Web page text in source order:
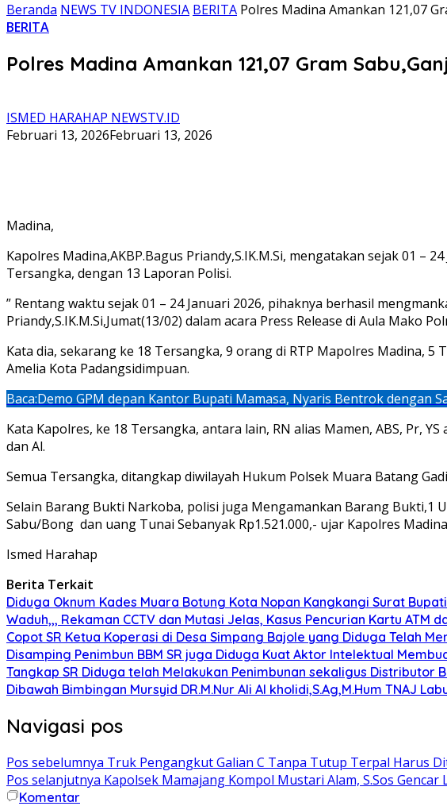
Beranda NEWS TV INDONESIA BERITA Polres Madina Amankan 121,07
BERITA
Polres Madina Amankan 121,07 Gram
ISMED HARAHAP NEWSTV.ID
Februari 13, 2026Februari 13, 2026
Madina,
Kapolres Madina,AKBP.Bagus Priandy,S.IK.M.Si, mengatakan sejak 01 –
Tersangka, dengan 13 Laporan Polisi.
” Rentang waktu sejak 01 – 24 Januari 2026, pihaknya berhasil
Priandy,S.IK.M.Si,Jumat(13/02) dalam acara Press Release di Aula Mako
Kata dia, sekarang ke 18 Tersangka, 9 orang di RTP Mapolres Madina,
Amelia Kota Padangsidimpuan.
Baca:Demo GPM depan Kantor Bupati Mamasa, Nyaris Bentrok dengan
Kata Kapolres, ke 18 Tersangka, antara lain, RN alias Mamen, ABS, Pr, YS
dan Al.
Semua Tersangka, ditangkap diwilayah Hukum Polsek Muara Batang
Selain Barang Bukti Narkoba, polisi juga Mengamankan Barang Bukti,1
Sabu/Bong dan uang Tunai Sebanyak Rp1.521.000,- ujar Kapolres
Ismed Harahap
Berita Terkait
Diduga Oknum Kades Muara Botung Kota Nopan Kangkangi Surat
Waduh,,, Rekaman CCTV dan Mutasi Jelas, Kasus Pencurian Kartu ATM
Copot SR Ketua Koperasi di Desa Simpang Bajole yang Diduga Telah
Disamping Penimbun BBM SR juga Diduga Kuat Aktor Intelektual
Tangkap SR Diduga telah Melakukan Penimbunan sekaligus Distributor
Dibawah Bimbingan Mursyid DR.M.Nur Ali Al kholidi,S.Ag,M.Hum TNAJ
Navigasi pos
Pos sebelumnya Truk Pengangkut Galian C Tanpa Tutup Terpal Harus
Pos selanjutnya Kapolsek Mamajang Kompol Mustari Alam, S.Sos
Komentar